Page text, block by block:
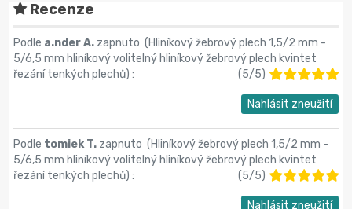
Recenze
Podle a.nder A. zapnuto (Hliníkový žebrový plech 1,5/2 mm -
5/6,5 mm hliníkový volitelný hliníkový žebrový plech kvintet
řezání tenkých plechů) : (5/5)
Nahlásit zneužití
Podle tomiek T. zapnuto (Hliníkový žebrový plech 1,5/2 mm -
5/6,5 mm hliníkový volitelný hliníkový žebrový plech kvintet
řezání tenkých plechů) : (5/5)
Nahlásit zneužití